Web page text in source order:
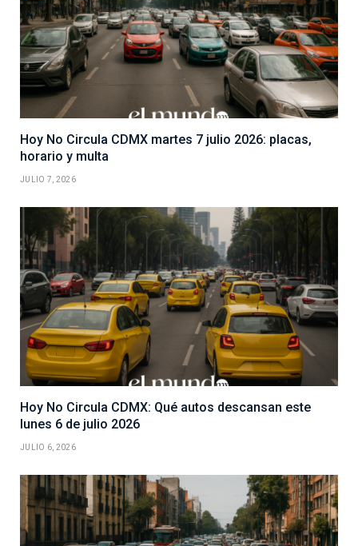
Hoy No Circula CDMX martes 7 julio 2026: placas,
horario y multa
JULIO 7, 2026
Hoy No Circula CDMX: Qué autos descansan este
lunes 6 de julio 2026
JULIO 6, 2026